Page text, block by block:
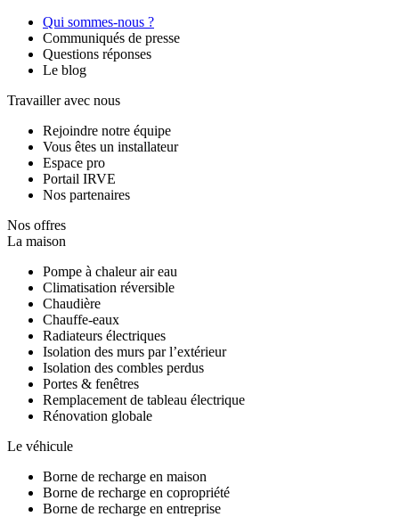
Qui sommes-nous ?
Communiqués de presse
Questions réponses
Le blog
Travailler avec nous
Rejoindre notre équipe
Vous êtes un installateur
Espace pro
Portail IRVE
Nos partenaires
Nos offres
La maison
Pompe à chaleur air eau
Climatisation réversible
Chaudière
Chauffe-eaux
Radiateurs électriques
Isolation des murs par l’extérieur
Isolation des combles perdus
Portes & fenêtres
Remplacement de tableau électrique
Rénovation globale
Le véhicule
Borne de recharge en maison
Borne de recharge en copropriété
Borne de recharge en entreprise